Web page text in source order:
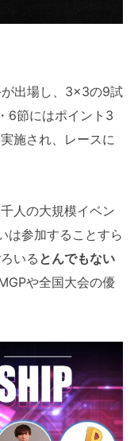
出場し、3×3の9試
6節にはポイント3
施され、レースに
人の大規模イベン
は参加することすら
いる とんでもない
や全国大会の優